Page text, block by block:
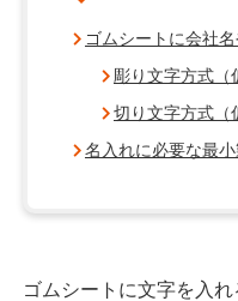
ゴムシートに会社
彫り文字方式（
切り文字方式（
名入れに必要な最
ゴムシートに文字を入